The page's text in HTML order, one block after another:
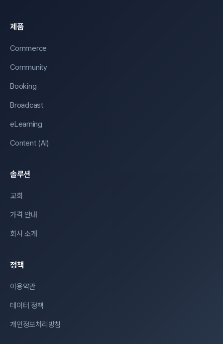
제품
Commerce
Community
Booking
Broadcast
eLearning
Content (AI)
솔루션
교회
가격 안내
회사 소개
정책
이용약관
데이터 정책
개인정보처리방침